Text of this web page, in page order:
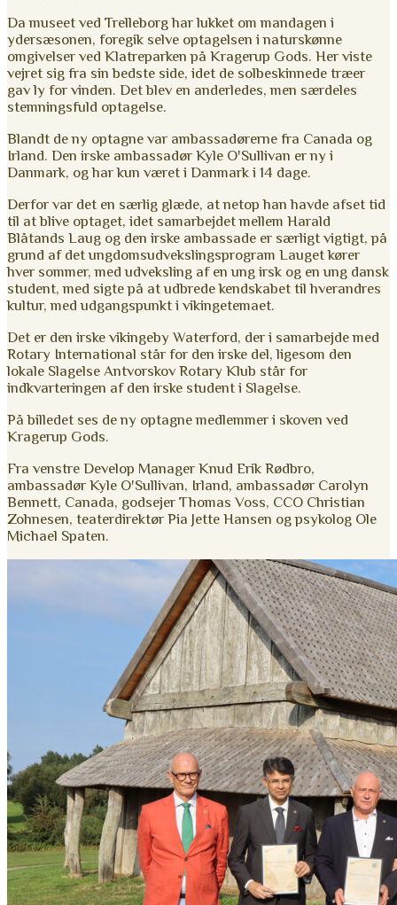
Da museet ved Trelleborg har lukket om mandagen i
ydersæsonen, foregik selve optagelsen i naturskønne
omgivelser ved Klatreparken på Kragerup Gods. Her viste
vejret sig fra sin bedste side, idet de solbeskinnede træer
gav ly for vinden. Det blev en anderledes, men særdeles
stemningsfuld optagelse.
Blandt de ny optagne var ambassadørerne fra Canada og
Irland. Den irske ambassadør Kyle O'Sullivan er ny i
Danmark, og har kun været i Danmark i 14 dage.
Derfor var det en særlig glæde, at netop han havde afset tid
til at blive optaget, idet samarbejdet mellem Harald
Blåtands Laug og den irske ambassade er særligt vigtigt, på
grund af det ungdomsudvekslingsprogram Lauget kører
hver sommer, med udveksling af en ung irsk og en ung dansk
student, med sigte på at udbrede kendskabet til hverandres
kultur, med udgangspunkt i vikingetemaet.
Det er den irske vikingeby Waterford, der i samarbejde med
Rotary International står for den irske del, ligesom den
lokale Slagelse Antvorskov Rotary Klub står for
indkvarteringen af den irske student i Slagelse.
På billedet ses de ny optagne medlemmer i skoven ved
Kragerup Gods.
Fra venstre Develop Manager Knud Erik Rødbro,
ambassadør Kyle O'Sullivan, Irland, ambassadør Carolyn
Bennett, Canada, godsejer Thomas Voss, CCO Christian
Zohnesen, teaterdirektør Pia Jette Hansen og psykolog Ole
Michael Spaten.